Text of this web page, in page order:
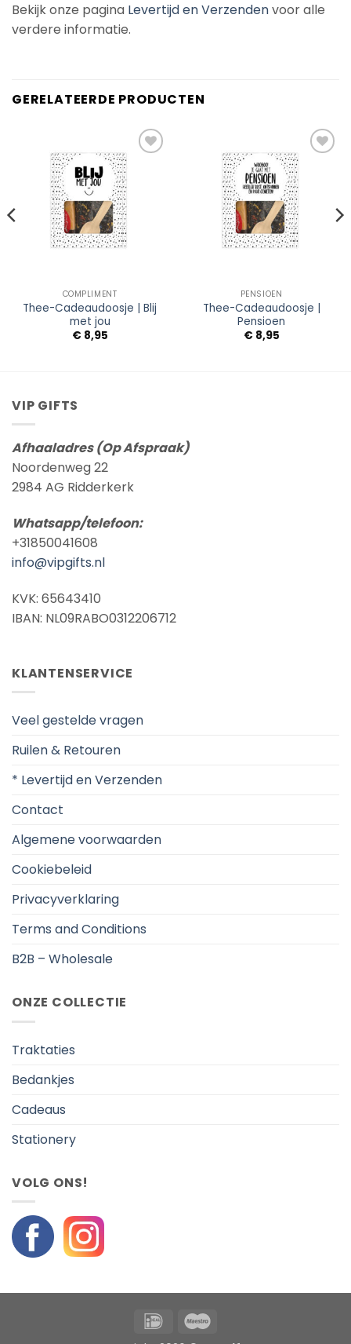
Bekijk onze pagina Levertijd en Verzendenvoor alle
verdere informatie.
GERELATEERDE PRODUCTEN
Wishlist
COMPLIMENT
Thee-Cadeaudoosje | Blij
met jou
€8,95
Wishlist
PENSIOEN
Thee-Cadeaudoosje |
Pensioen
€8,95
VIP GIFTS
Afhaaladres (Op Afspraak)
Noordenweg 22
2984 AG Ridderkerk
Whatsapp/telefoon:
+31850041608
info@vipgifts.nl
KVK: 65643410
IBAN: NL09RABO0312206712
KLANTENSERVICE
Veel gestelde vragen
Ruilen & Retouren
* Levertijd en Verzenden
Contact
Algemene voorwaarden
Cookiebeleid
Privacyverklaring
Terms and Conditions
B2B – Wholesale
ONZE COLLECTIE
Traktaties
Bedankjes
Cadeaus
Stationery
VOLG ONS!
IDeal